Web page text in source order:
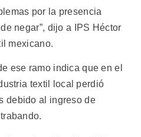
por la presencia
negar”, dijo a IPS Héctor
mexicano.
ese ramo indica que en el
textil local perdió
debido al ingreso de